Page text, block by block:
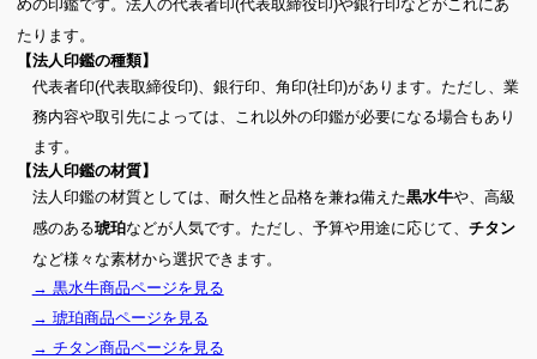
めの印鑑です。法人の代表者印(代表取締役印)や銀行印などがこれにあ
たります。
【法人印鑑の種類】
代表者印(代表取締役印)、銀行印、角印(社印)があります。ただし、業
務内容や取引先によっては、これ以外の印鑑が必要になる場合もあり
ます。
【法人印鑑の材質】
法人印鑑の材質としては、耐久性と品格を兼ね備えた黒水牛や、高級
感のある琥珀などが人気です。ただし、予算や用途に応じて、 チタン
など様々な素材から選択できます。
→ 黒水牛商品ページを見る
→ 琥珀商品ページを見る
→ チタン商品ページを見る